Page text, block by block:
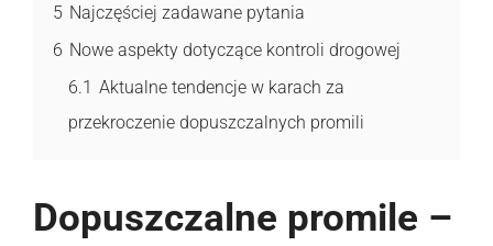
5 Najczęściej zadawane pytania
6 Nowe aspekty dotyczące kontroli drogowej
6.1 Aktualne tendencje w karach za
przekroczenie dopuszczalnych promili
Dopuszczalne promile –